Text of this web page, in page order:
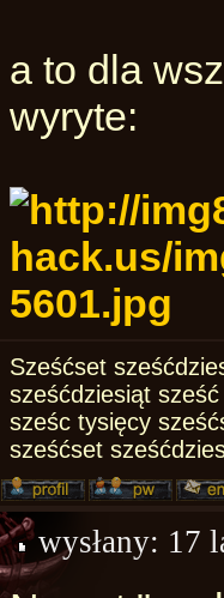
a to dla
wyryte:
Sześćset
sześćdziesiąt
sześc tysięcy
sześćset
wysłany: 17